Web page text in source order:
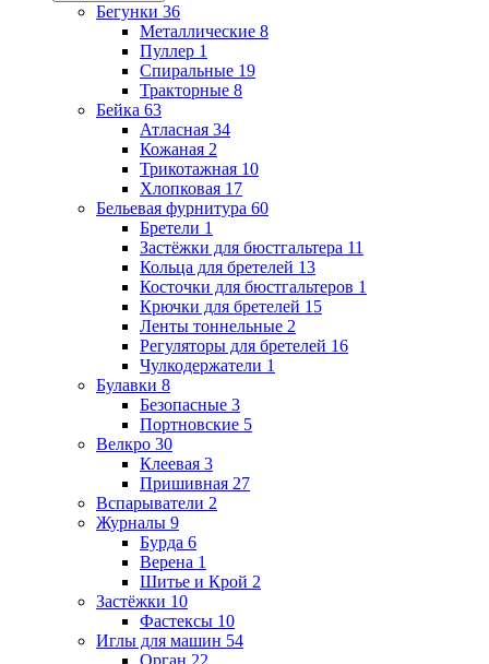
Бегунки 36
Металлические 8
Пуллер 1
Спиральные 19
Тракторные 8
Бейка 63
Атласная 34
Кожаная 2
Трикотажная 10
Хлопковая 17
Бельевая фурнитура 60
Бретели 1
Застёжки для бюстгальтера 11
Кольца для бретелей 13
Косточки для бюстгальтеров 1
Крючки для бретелей 15
Ленты тоннельные 2
Регуляторы для бретелей 16
Чулкодержатели 1
Булавки 8
Безопасные 3
Портновские 5
Велкро 30
Клеевая 3
Пришивная 27
Вспарыватели 2
Журналы 9
Бурда 6
Верена 1
Шитье и Крой 2
Застёжки 10
Фастексы 10
Иглы для машин 54
Орган 22